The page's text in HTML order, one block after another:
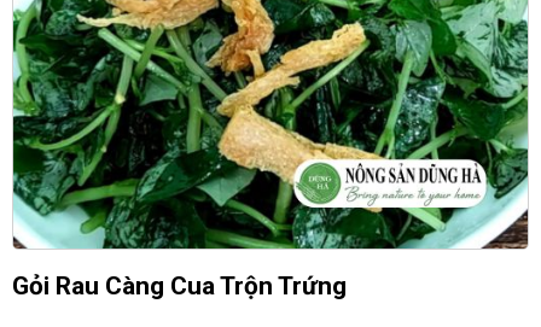
Gỏi Rau Càng Cua Trộn Trứng